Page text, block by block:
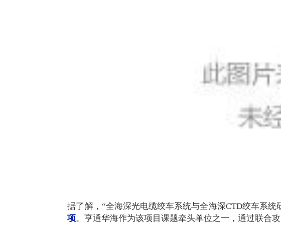
据了解， “全海深光电缆绞车系统与全海深CTD绞车系统
项。亨通华海作为该项目课题牵头单位之一，通过联合